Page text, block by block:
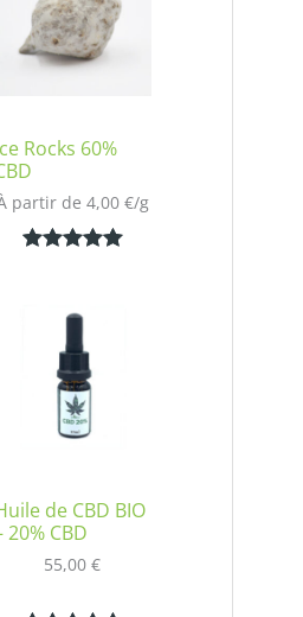
Rocks 60%
partir de 4,00 €/g
basé sur
notation
client
de CBD BIO
20% CBD
55,00€